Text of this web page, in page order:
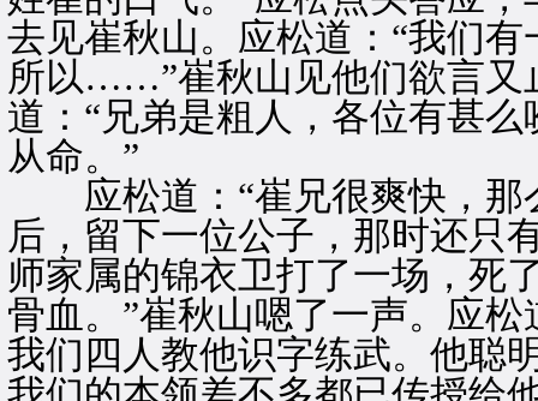
去见崔秋山。应松道：“我们
所以……”崔秋山见他们欲言又
道：“兄弟是粗人，各位有甚
从命。”
应松道：“崔兄很爽快，那
后，留下一位公子，那时还只
师家属的锦衣卫打了一场，死
骨血。”崔秋山嗯了一声。应
我们四人教他识字练武。他聪